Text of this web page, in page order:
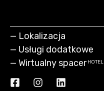
— Lokalizacja
— Usługi dodatkowe
— Wirtualny spacerHOTEL